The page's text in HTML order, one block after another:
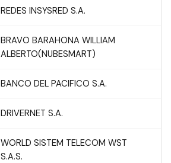
REDES INSYSRED S.A.
BRAVO BARAHONA WILLIAM
ALBERTO(NUBESMART)
BANCO DEL PACIFICO S.A.
DRIVERNET S.A.
WORLD SISTEM TELECOM WST
S.A.S.